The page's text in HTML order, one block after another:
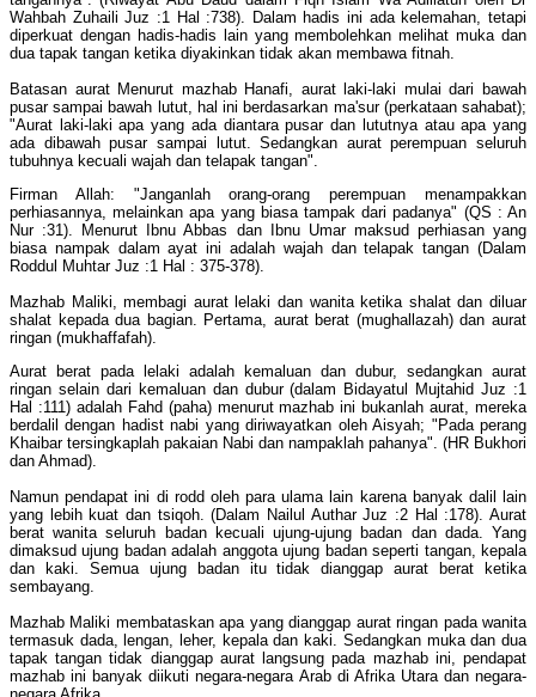
Wahbah Zuhaili Juz :1 Hal :738). Dalam hadis ini ada kelemahan, tetapi
diperkuat dengan hadis-hadis lain yang membolehkan melihat muka dan
dua tapak tangan ketika diyakinkan tidak akan membawa fitnah.
Batasan aurat Menurut mazhab Hanafi, aurat laki-laki mulai dari bawah
pusar sampai bawah lutut, hal ini berdasarkan ma'sur (perkataan sahabat);
"Aurat laki-laki apa yang ada diantara pusar dan lututnya atau apa yang
ada dibawah pusar sampai lutut. Sedangkan aurat perempuan seluruh
tubuhnya kecuali wajah dan telapak tangan".
Firman Allah: "Janganlah orang-orang perempuan menampakkan
perhiasannya, melainkan apa yang biasa tampak dari padanya" (QS : An
Nur :31). Menurut Ibnu Abbas dan Ibnu Umar maksud perhiasan yang
biasa nampak dalam ayat ini adalah wajah dan telapak tangan (Dalam
Roddul Muhtar Juz :1 Hal : 375-378).
Mazhab Maliki, membagi aurat lelaki dan wanita ketika shalat dan diluar
shalat kepada dua bagian. Pertama, aurat berat (mughallazah) dan aurat
ringan (mukhaffafah).
Aurat berat pada lelaki adalah kemaluan dan dubur, sedangkan aurat
ringan selain dari kemaluan dan dubur (dalam Bidayatul Mujtahid Juz :1
Hal :111) adalah Fahd (paha) menurut mazhab ini bukanlah aurat, mereka
berdalil dengan hadist nabi yang diriwayatkan oleh Aisyah; "Pada perang
Khaibar tersingkaplah pakaian Nabi dan nampaklah pahanya". (HR Bukhori
dan Ahmad).
Namun pendapat ini di rodd oleh para ulama lain karena banyak dalil lain
yang lebih kuat dan tsiqoh. (Dalam Nailul Authar Juz :2 Hal :178). Aurat
berat wanita seluruh badan kecuali ujung-ujung badan dan dada. Yang
dimaksud ujung badan adalah anggota ujung badan seperti tangan, kepala
dan kaki. Semua ujung badan itu tidak dianggap aurat berat ketika
sembayang.
Mazhab Maliki membataskan apa yang dianggap aurat ringan pada wanita
termasuk dada, lengan, leher, kepala dan kaki. Sedangkan muka dan dua
tapak tangan tidak dianggap aurat langsung pada mazhab ini, pendapat
mazhab ini banyak diikuti negara-negara Arab di Afrika Utara dan negara-